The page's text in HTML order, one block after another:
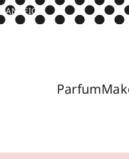
ANZEIGE
Parfum